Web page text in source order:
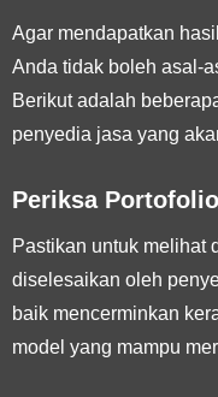
Agar mendapatkan
Anda tidak boleh asal-
Berikut adalah
penyedia jasa yang
Periksa
Pastikan untuk melihat
diselesaikan oleh
baik mencerminkan
model yang mampu